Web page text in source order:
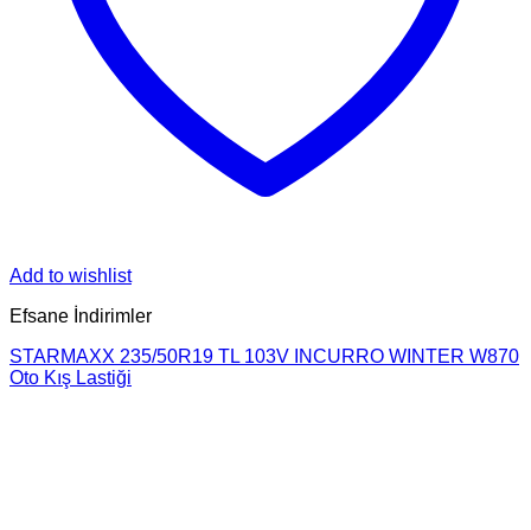
Add to wishlist
Efsane İndirimler
STARMAXX 235/50R19 TL 103V INCURRO WINTER W870
Oto Kış Lastiği